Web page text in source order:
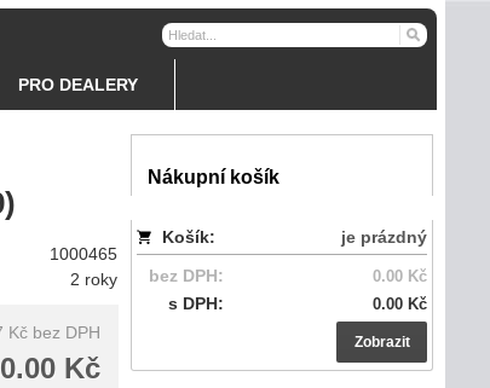
PRO DEALERY
Nákupní košík
Košík:
je prázdný
bez DPH:
0.00 Kč
s DPH: 0.00 Kč
Zobrazit
1000465
2 roky
Kč bez DPH
Kč